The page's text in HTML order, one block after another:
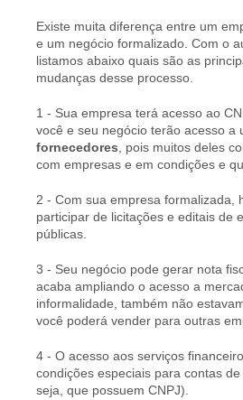
Existe muita diferença entre um
e um negócio formalizado. Com o
listamos abaixo quais são as
mudanças desse processo.
1 - Sua empresa terá acesso ao
você e seu negócio terão acesso a
fornecedores , pois muitos deles
com empresas e em condições e
2 - Com sua empresa formalizada,
participar de licitações e editais de
públicas.
3 - Seu negócio pode gerar nota
acaba ampliando o acesso a
informalidade, também não
você poderá vender para outras
4 - O acesso aos serviços
condições especiais para contas
seja, que possuem CNPJ).